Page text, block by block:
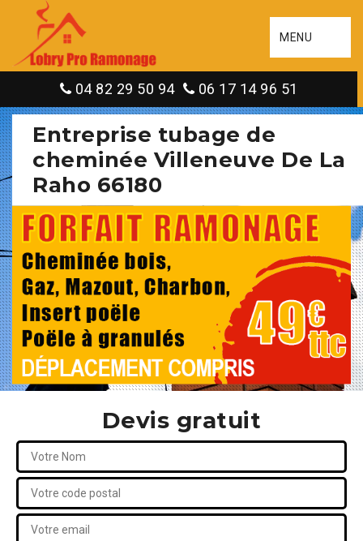
MENU
04 82 29 50 94 06 17 14 96 51
Entreprise tubage de
cheminée Villeneuve De La
Raho 66180
Devis gratuit